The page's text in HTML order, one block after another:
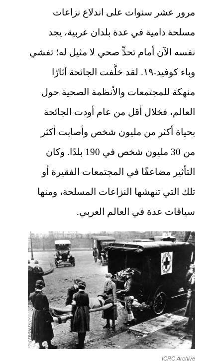
مرور عشر سنوات على اندلاع نزاعات
مسلحة دامية في عدة بلدان عربية، يجد
نفسه الآن أمام تحدٍّ صحي لا مثيل له؛ تفشي
وباء كوفيد-١٩. لقد خلَّفت الجائحة آثارًا
منهكة للمجتمعات والأنظمة الصحية حول
العالم، فخلال أقل من عام أودت الجائحة
بحياة أكثر من مليون شخص وأصابت أكثر
من 30 مليون شخص في 190 بلدًا. وكان
التأثير مضاعفًا في المجتمعات الفقيرة أو
تلك التي تنهشها النزاعات المسلحة، ومنها
سياقات عدة في العالم العربي.
ICRC Archive